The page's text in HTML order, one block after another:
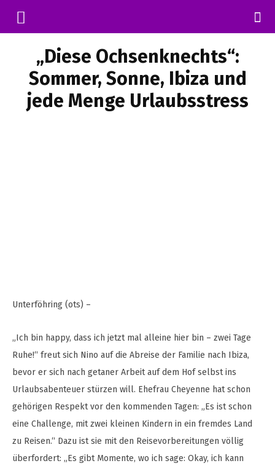
„Diese Ochsenknechts“:
Sommer, Sonne, Ibiza und
jede Menge Urlaubsstress
Unterföhring (ots) –
„Ich bin happy, dass ich jetzt mal alleine hier bin – zwei Tage
Ruhe!“ freut sich Nino auf die Abreise der Familie nach Ibiza,
bevor er sich nach getaner Arbeit auf dem Hof selbst ins
Urlaubsabenteuer stürzen will. Ehefrau Cheyenne hat schon
gehörigen Respekt vor den kommenden Tagen: „Es ist schon
eine Challenge, mit zwei kleinen Kindern in ein fremdes Land
zu Reisen.“ Dazu ist sie mit den Reisevorbereitungen völlig
überfordert: „Es gibt Momente, wo ich sage: Okay, ich kann